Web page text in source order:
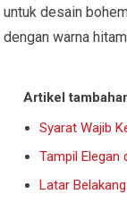
untuk desain
dengan warna
Artikel
Syarat Wajib
Tampil Elegan
Latar